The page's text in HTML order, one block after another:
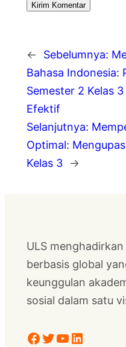
← Sebelumnya:
Bahasa Indonesia:
Semester 2 Kelas
Efektif
Selanjutnya:
Optimal:
Kelas 3
→
ULS
berbasis global
keunggulan
sosial dalam satu
Facebook Twitter YouTube LinkedIn